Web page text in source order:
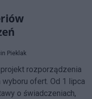
Pieklak
rozporządzenia
ofert. Od 1 lipca
o świadczeniach,